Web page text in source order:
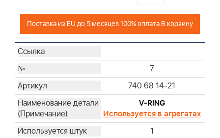
Поставка из EU до 5 месяцев 100% оплата В корзину
7
740 68 14-21
V-RING
Используется в агрегатах
1